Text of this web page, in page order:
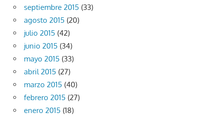
septiembre 2015 (33)
agosto 2015 (20)
julio 2015 (42)
junio 2015 (34)
mayo 2015 (33)
abril 2015 (27)
marzo 2015 (40)
febrero 2015 (27)
enero 2015 (18)